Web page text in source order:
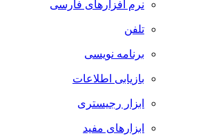
نرم افزارهای فارسی
تلفن
برنامه نویسی
بازیابی اطلاعات
ابزار رجیستری
ابزارهای مفید